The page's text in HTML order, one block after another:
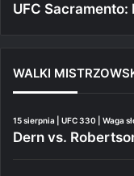
UFC
WALKI
15 sierpnia | UFC 330 | Waga
Dern vs.